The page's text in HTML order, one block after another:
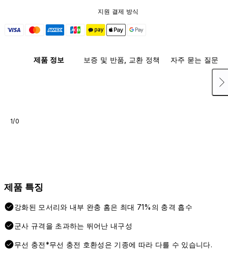
지원 결제 방식
제품 정보 보증 및 반품, 교환 정책 자주 묻는 질문
1/0
제품 특징
강화된 모서리와 내부 완충 홈은 최대 71%의 충격 흡수
군사 규격을 초과하는 뛰어난 내구성
무선 충전*무선 충전 호환성은 기종에 따라 다를 수 있습니다.